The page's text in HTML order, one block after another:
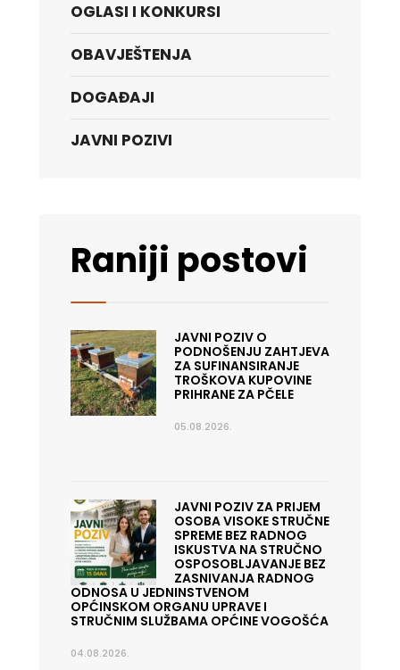
OGLASI I KONKURSI
OBAVJEŠTENJA
DOGAĐAJI
JAVNI POZIVI
Raniji postovi
JAVNI POZIV O
PODNOŠENJU ZAHTJEVA
ZA SUFINANSIRANJE
TROŠKOVA KUPOVINE
PRIHRANE ZA PČELE
05.08.2026.
JAVNI POZIV ZA PRIJEM
OSOBA VISOKE STRUČNE
SPREME BEZ RADNOG
ISKUSTVA NA STRUČNO
OSPOSOBLJAVANJE BEZ
ZASNIVANJA RADNOG
ODNOSA U JEDNINSTVENOM
OPĆINSKOM ORGANU UPRAVE I
STRUČNIM SLUŽBAMA OPĆINE VOGOŠĆA
04.08.2026.